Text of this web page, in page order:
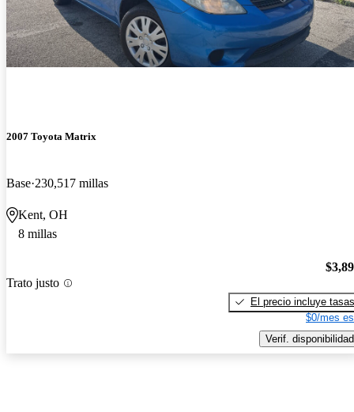
2007 Toyota Matrix
Base 230,517 millas
Kent, OH
8 millas
Trato justo
El precio incluye tasas
$0/mes
Verif. disponibilidad